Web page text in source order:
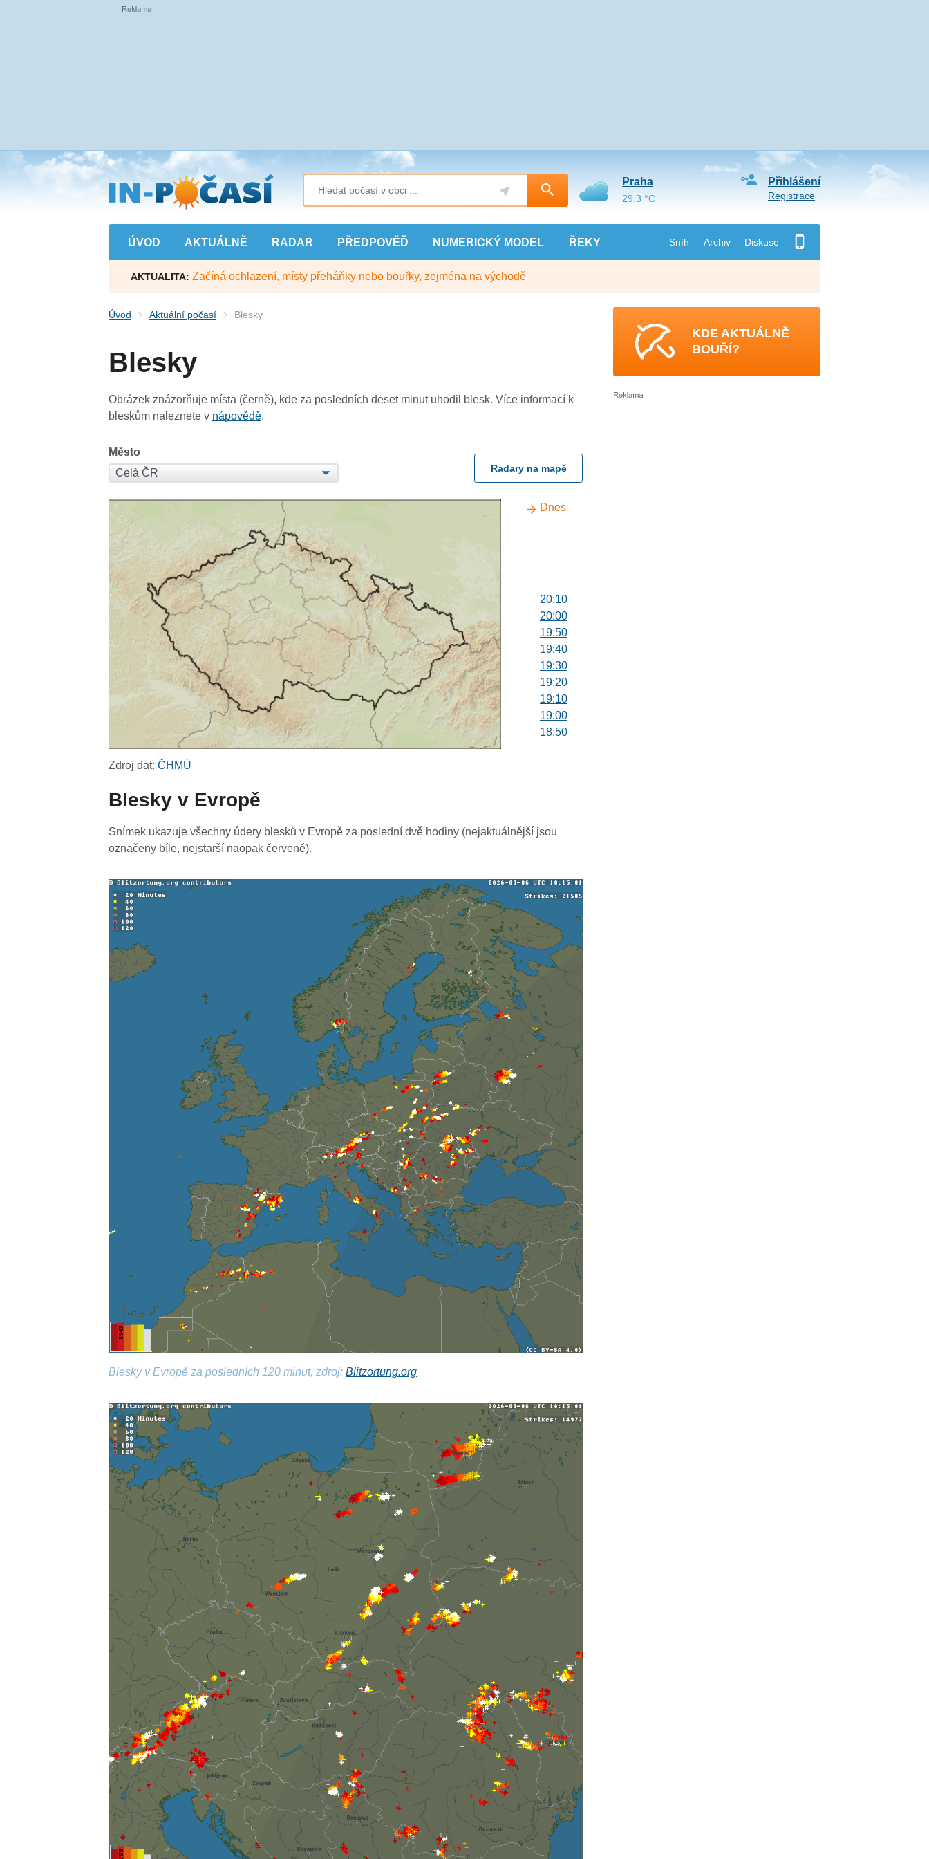
Přejít
na
hlavní
obsah
ÚVOD AKTUÁLNĚ RADAR PŘEDPOVĚĎ NUMERICKÝ MODEL ŘEKY Sníh Archiv Diskuse
Přihlášení
Registrace
Praha
29.3 °C
AKTUALITA: Začíná ochlazení, místy přeháňky nebo bouřky, zejména na východě
Úvod Aktuální počasí Blesky
Blesky
Obrázek znázorňuje místa (černě), kde za posledních deset minut uhodil blesk. Více informací k
bleskům naleznete v nápovědě.
Město
Radary na mapě
Dnes
20:10
20:00
19:50
19:40
19:30
19:20
19:10
19:00
18:50
17:50
17:20
17:10
Zdroj dat:ČHMÚ
Blesky v Evropě
Snímek ukazuje všechny údery blesků v Evropě za poslední dvě hodiny (nejaktuálnější jsou
označeny bíle, nejstarší naopak červeně).
Blesky v Evropě za posledních 120 minut, zdroj:Blitzortung.org
KDE AKTUÁLNĚ
BOUŘÍ?